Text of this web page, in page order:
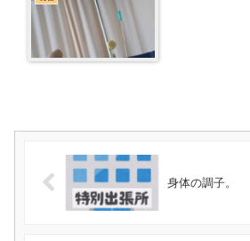
身体の調子。